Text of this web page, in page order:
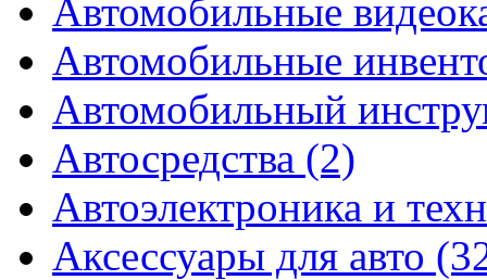
Автомобильные
Автомобильные
Автомобильный
Автосредства (2)
Автоэлектроника и
Аксессуары для авто